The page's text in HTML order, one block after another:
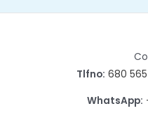
Tlfno: 680
WhatsApp: